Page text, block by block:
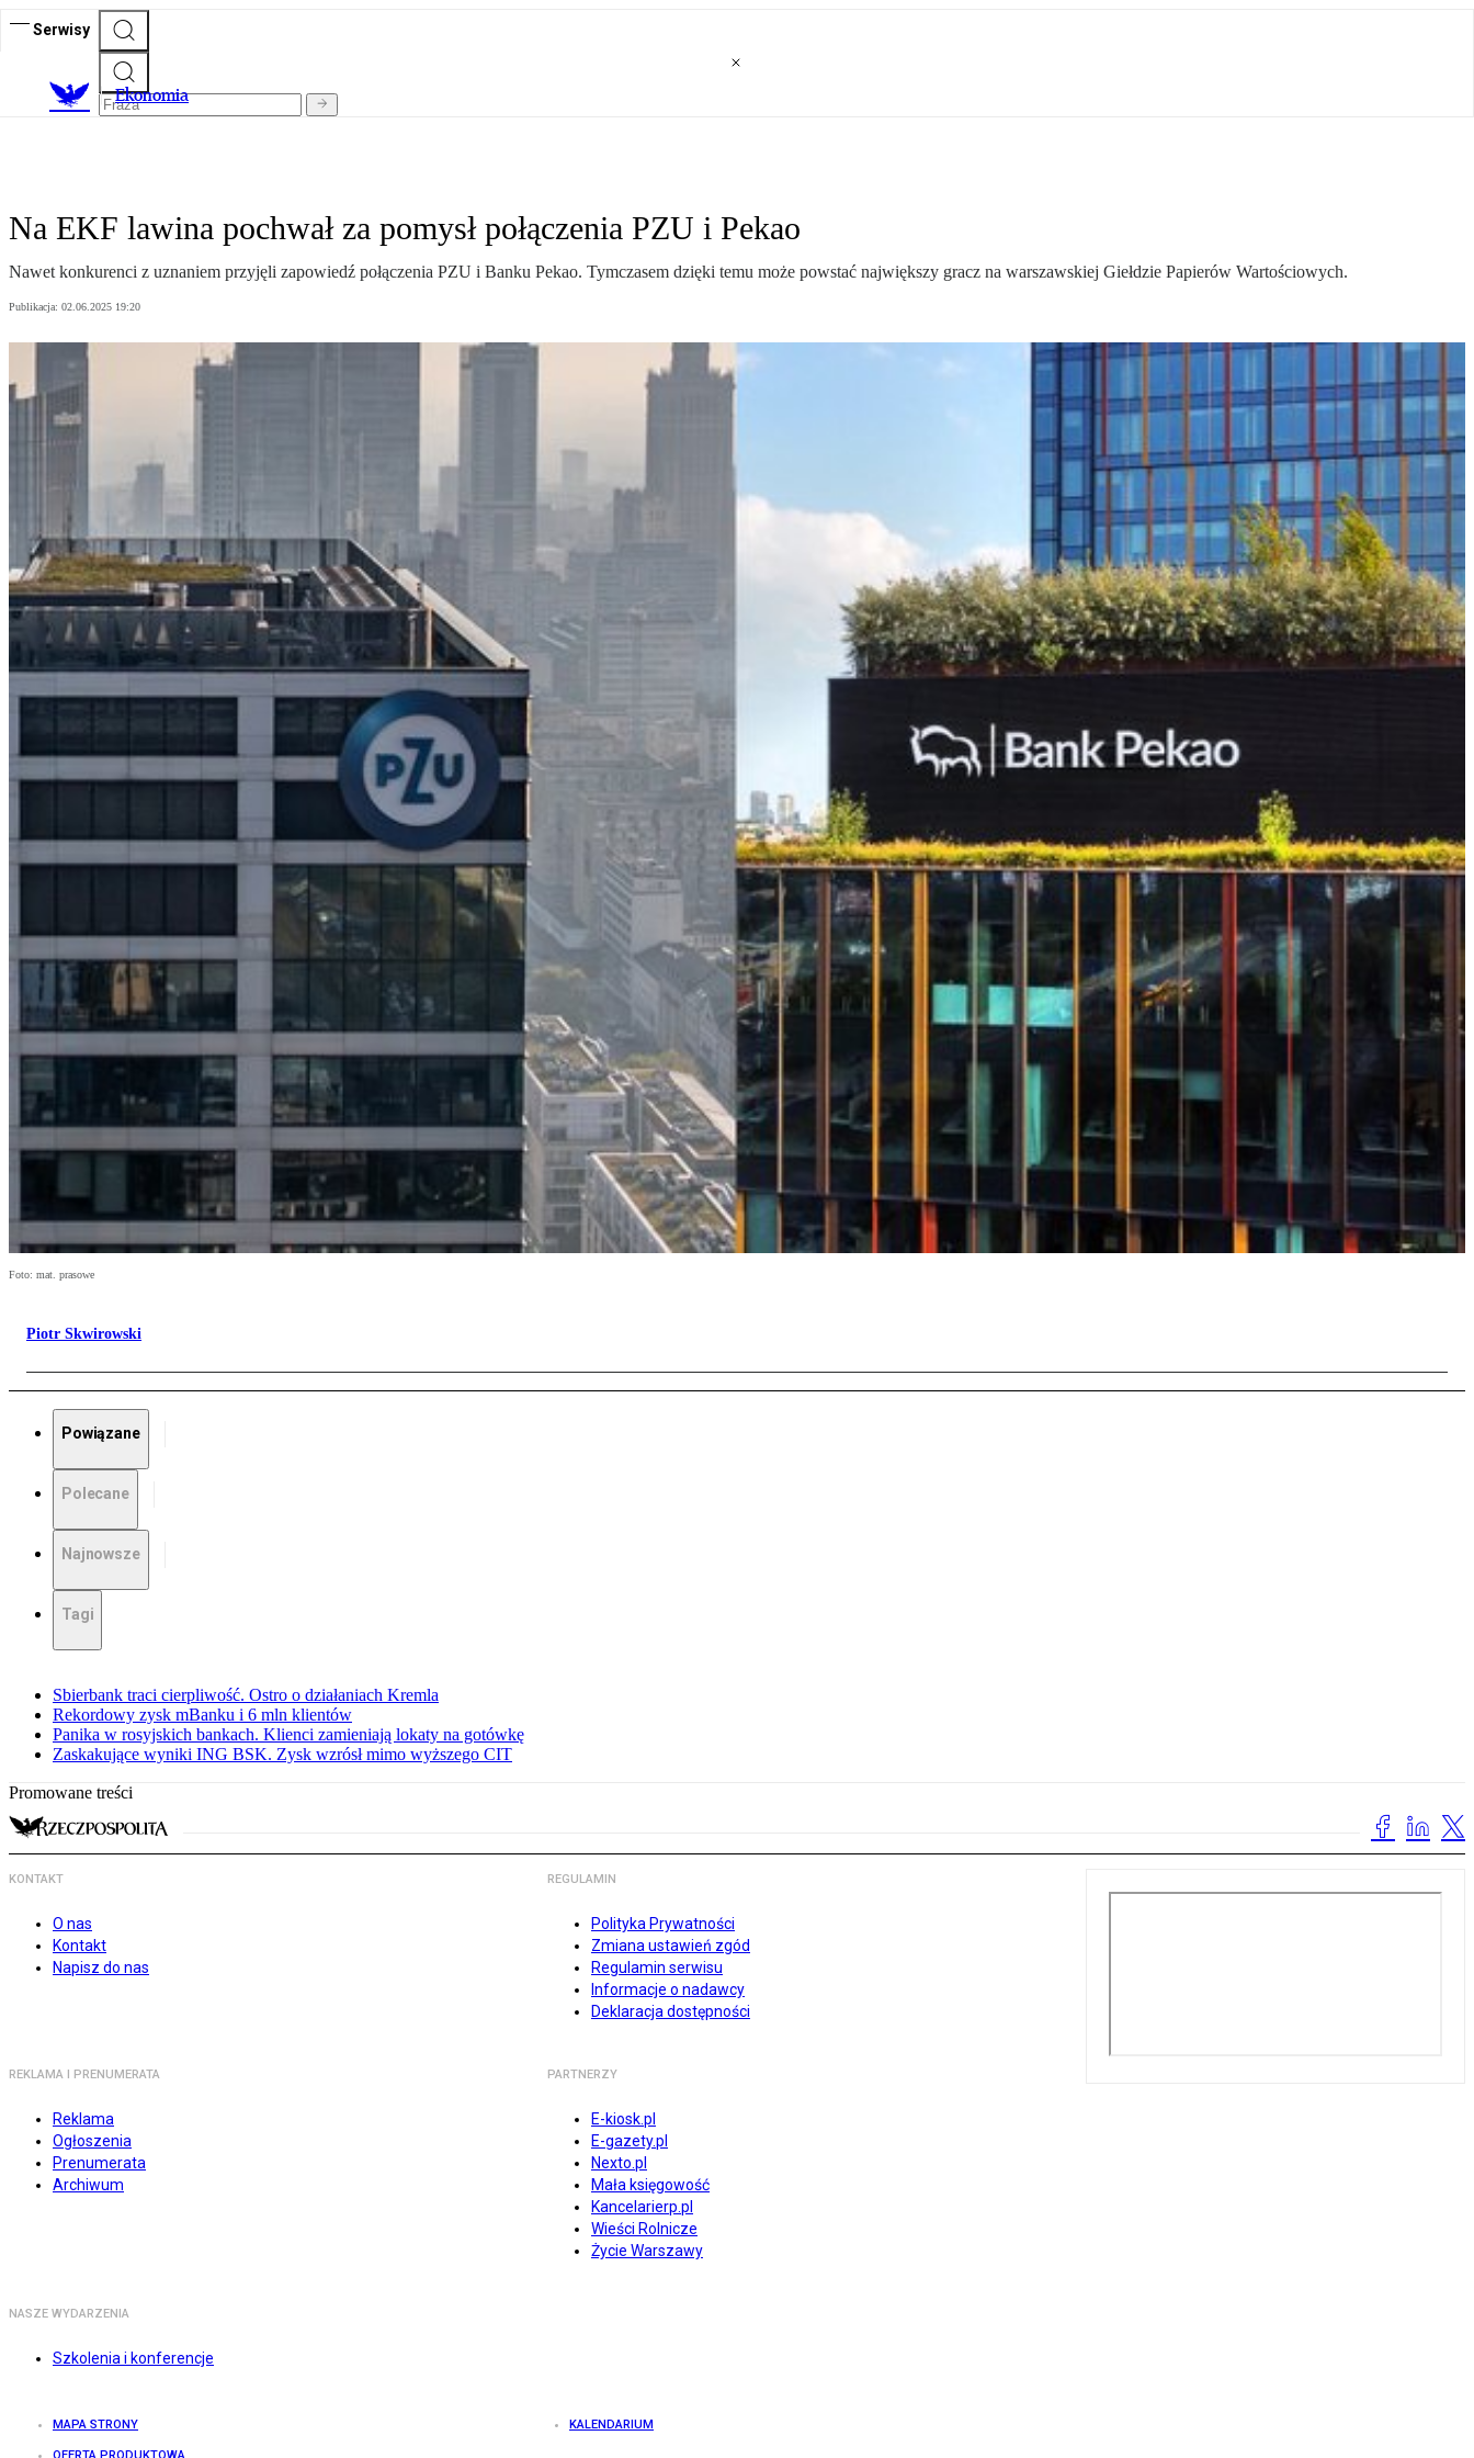
Serwisy
Ekonomia
Na EKF lawina pochwał za pomysł połączenia PZU i Pekao
Nawet konkurenci z uznaniem przyjęli zapowiedź połączenia PZU i Banku Pekao. Tymczasem dzięki temu może powstać największy gracz na warszawskiej Giełdzie Papierów Wartościowych.
Publikacja: 02.06.2025 19:20
Foto: mat. prasowe
Piotr Skwirowski
Powiązane
Polecane
Najnowsze
Tagi
Sbierbank traci cierpliwość. Ostro o działaniach Kremla
Rekordowy zysk mBanku i 6 mln klientów
Panika w rosyjskich bankach. Klienci zamieniają lokaty na gotówkę
Zaskakujące wyniki ING BSK. Zysk wzrósł mimo wyższego CIT
Promowane treści
KONTAKT
O nas
Kontakt
Napisz do nas
REGULAMIN
Polityka Prywatności
Zmiana ustawień zgód
Regulamin serwisu
Informacje o nadawcy
Deklaracja dostępności
REKLAMA I PRENUMERATA
Reklama
Ogłoszenia
Prenumerata
Archiwum
PARTNERZY
E-kiosk.pl
E-gazety.pl
Nexto.pl
Mała księgowość
Kancelarierp.pl
Wieści Rolnicze
Życie Warszawy
NASZE WYDARZENIA
Szkolenia i konferencje
MAPA STRONY KALENDARIUM